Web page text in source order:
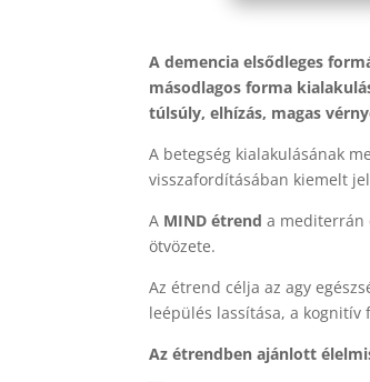
A demencia elsődleges
másodlagos forma
túlsúly, elhízás, magas
A betegség kialakulásának
visszafordításában kiemelt
A MIND étrend a mediterrán
ötvözete.
Az étrend célja az agy
leépülés lassítása, a kognitív
Az étrendben ajánlott